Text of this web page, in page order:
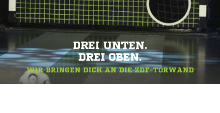
DREI UNTEN.
DREI OBEN.
WIR BRINGEN DICH AN DIE ZDF-TORWAND